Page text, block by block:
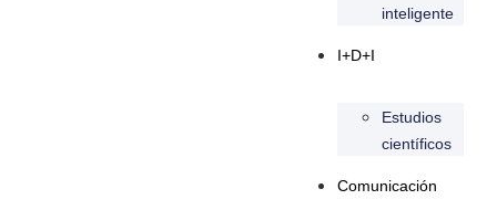
inteligente
I+D+I
Estudios
científicos
Comunicación